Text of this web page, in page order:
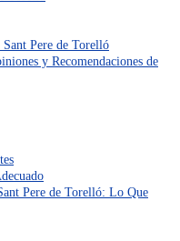
Pere de Torelló
y Recomendaciones de
Pere de Torelló: Lo Que